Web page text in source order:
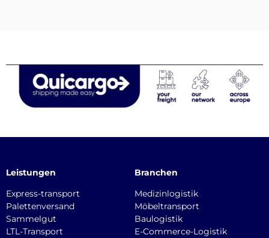
Leistungen
Express-transport
Palettenversand
Sammelgut
LTL-Transport
Branchen
Medizinlogistik
Möbeltransport
Baulogistik
E-Commerce-Logistik